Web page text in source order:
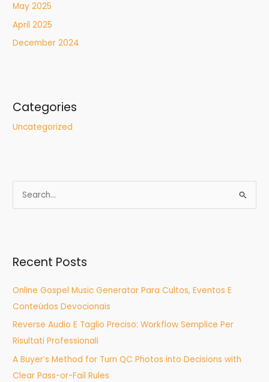
May 2025
April 2025
December 2024
Categories
Uncategorized
e
c
f
o
r
:
Recent Posts
Online Gospel Music Generator Para Cultos, Eventos E
Conteúdos Devocionais
Reverse Audio E Taglio Preciso: Workflow Semplice Per
Risultati Professionali
A Buyer’s Method for Turn QC Photos into Decisions with
Clear Pass-or-Fail Rules